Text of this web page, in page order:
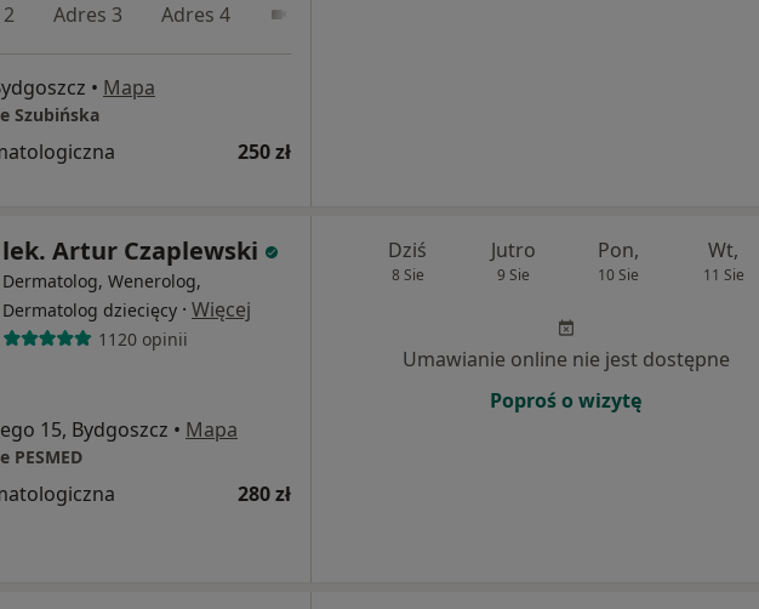
Adres 3 Adres 4
• Mapa
Szubińska
250 zł
lek. Artur Czaplewski
Dermatolog, Wenerolog,
Dermatolog dziecięcy · Więcej
1120 opinii
15, Bydgoszcz • Mapa
PESMED
280 zł
Dziś
8 Sie
Jutro
9 Sie
Pon,
10 Sie
Wt,
11 Sie
Umawianie online nie jest dostępne
Poproś o wizytę